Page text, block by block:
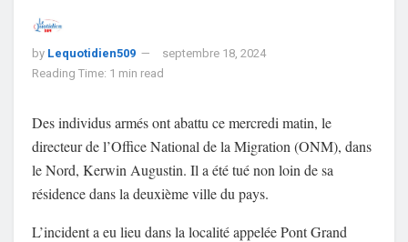
by Lequotidien509
septembre 18, 2024
Reading Time: 1 min read
Des individus armés ont abattu ce mercredi matin, le
directeur de l’Office National de la Migration (ONM), dans
le Nord, Kerwin Augustin. Il a été tué non loin de sa
résidence dans la deuxième ville du pays.
L’incident a eu lieu dans la localité appelée Pont Grand